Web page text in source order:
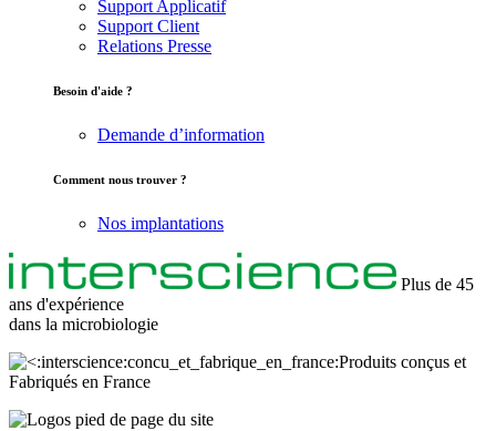
Support Applicatif
Support Client
Relations Presse
Besoin d'aide ?
Demande d’information
Comment nous trouver ?
Nos implantations
Plus de 45
ans d'expérience
dans la microbiologie
Produits conçus et
Fabriqués en France